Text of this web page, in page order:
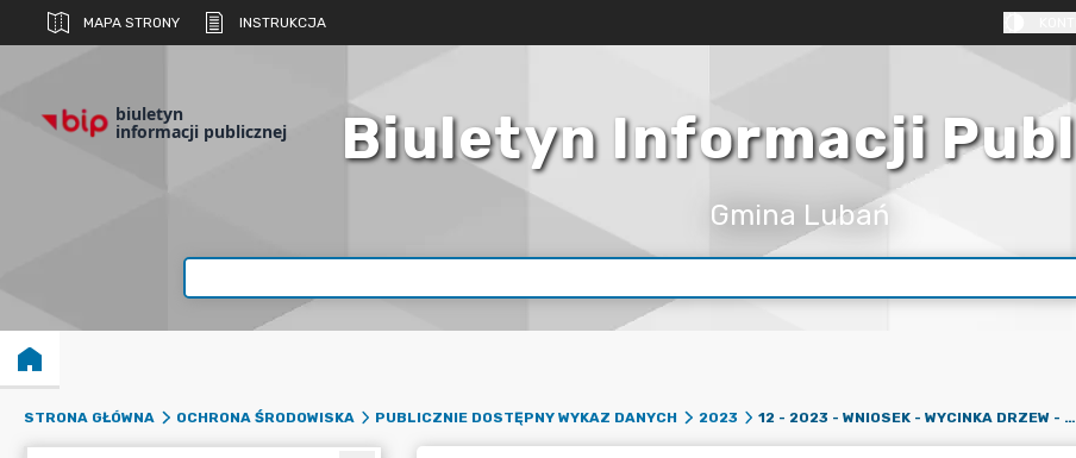
MAPA STRONY INSTRUKCJA
biuletyn
informacji publicznej Biuletyn Informacji
Gmina Lubań
STRONA GŁÓWNA OCHRONA ŚRODOWISKA PUBLICZNIE DOSTĘPNY WYKAZ DANYCH 2023 12 - 2023 - WNIOSEK - WYCINKA DRZEW - OSOBA PRAWNA